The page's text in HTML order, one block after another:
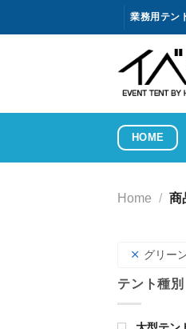
へ
業務用テン
HOME
Home / 商
グリー
テント種別